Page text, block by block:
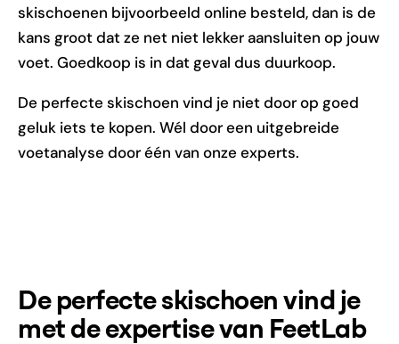
skischoenen bijvoorbeeld online besteld, dan is de
kans groot dat ze net niet lekker aansluiten op jouw
voet. Goedkoop is in dat geval dus duurkoop.
De perfecte skischoen vind je niet door op goed
geluk iets te kopen. Wél door een uitgebreide
voetanalyse door één van onze experts.
De perfecte skischoen vind je
met de expertise van FeetLab